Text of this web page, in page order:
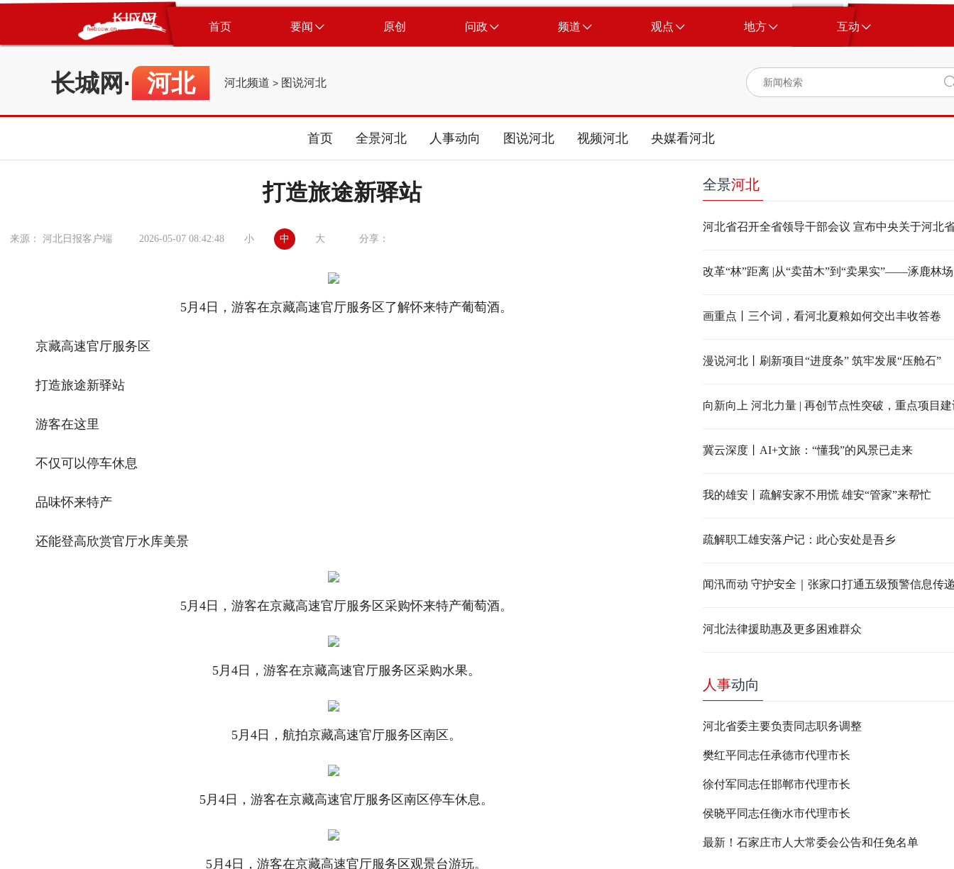
首页 要闻 原创 问政 频道 观点 地方 互动
长城网 · 河北 河北频道 > 图说河北
首页 全景河北 人事动向 图说河北 视频河北 央媒看河北
打造旅途新驿站
来源： 河北日报客户端 2026-05-07 08:42:48 小 中 大 分享：
5月4日，游客在京藏高速官厅服务区了解怀来特产葡萄酒。
京藏高速官厅服务区
打造旅途新驿站
游客在这里
不仅可以停车休息
品味怀来特产
还能登高欣赏官厅水库美景
5月4日，游客在京藏高速官厅服务区采购怀来特产葡萄酒。
5月4日，游客在京藏高速官厅服务区采购水果。
5月4日，航拍京藏高速官厅服务区南区。
5月4日，游客在京藏高速官厅服务区南区停车休息。
5月4日，游客在京藏高速官厅服务区观景台游玩。
全景河北
画重点丨三个词，看河北夏粮如何交出丰收答卷
漫说河北丨刷新项目“进度条” 筑牢发展“压舱石”
冀云深度丨AI+文旅：“懂我”的风景已走来
我的雄安丨疏解安家不用慌 雄安“管家”来帮忙
疏解职工雄安落户记：此心安处是吾乡
闻汛而动 守护安全｜张家口打通五级预警信息传
河北法律援助惠及更多困难群众
人事动向
河北省委主要负责同志职务调整
樊红平同志任承德市代理市长
徐付军同志任邯郸市代理市长
侯晓平同志任衡水市代理市长
最新！石家庄市人大常委会公告和任免名单